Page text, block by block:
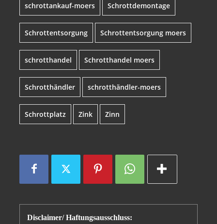
schrottankauf-moers Schrottdemontage
Schrottentsorgung Schrottentsorgung moers
schrotthandel Schrotthandel moers
Schrotthändler schrotthändler-moers
Schrottplatz Zink Zinn
Disclaimer/ Haftungsausschluss: